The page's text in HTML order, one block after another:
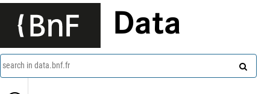
Data
search in data.bnf.fr